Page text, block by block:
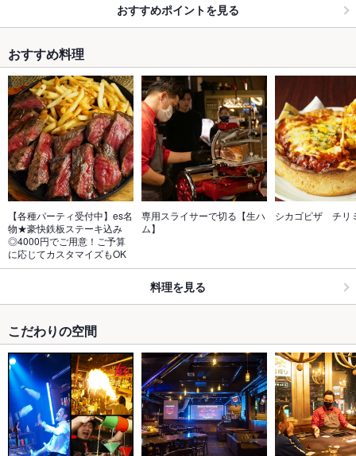
おすすめポイントを見る
おすすめ料理
【各種パーティ受付中】es名
物★豪快鉄板ステーキ込み
◎4000円でご用意！ご予算
に応じてカスタマイズもOK
専用スライサーで切る【生ハ
ム】
シカゴピザ　チリ
料理を見る
こだわりの空間